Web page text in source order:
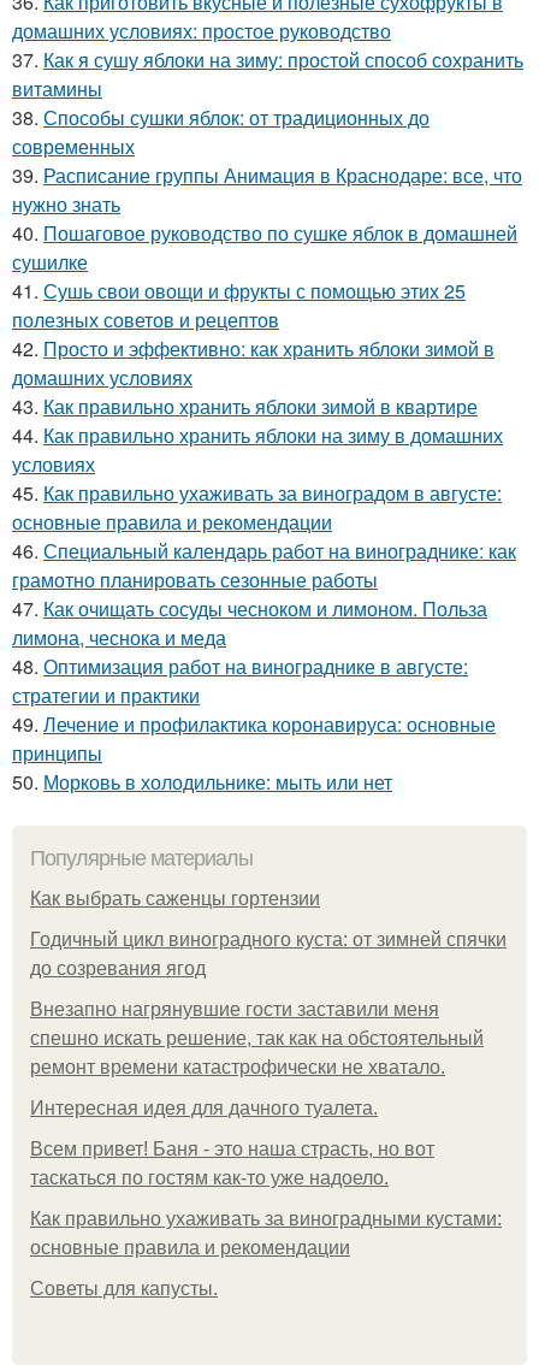
домашних условиях: простое руководство
37. Как я сушу яблоки на зиму: простой способ сохранить
витамины
38. Способы сушки яблок: от традиционных до
современных
39. Расписание группы Анимация в Краснодаре: все, что
нужно знать
40. Пошаговое руководство по сушке яблок в домашней
сушилке
41. Сушь свои овощи и фрукты с помощью этих 25
полезных советов и рецептов
42. Просто и эффективно: как хранить яблоки зимой в
домашних условиях
43. Как правильно хранить яблоки зимой в квартире
44. Как правильно хранить яблоки на зиму в домашних
условиях
45. Как правильно ухаживать за виноградом в августе:
основные правила и рекомендации
46. Специальный календарь работ на винограднике: как
грамотно планировать сезонные работы
47. Как очищать сосуды чесноком и лимоном. Польза
лимона, чеснока и меда
48. Оптимизация работ на винограднике в августе:
стратегии и практики
49. Лечение и профилактика коронавируса: основные
принципы
50. Морковь в холодильнике: мыть или нет
Популярные материалы
Как выбрать саженцы гортензии
Годичный цикл виноградного куста: от зимней спячки
до созревания ягод
Внезапно нагрянувшие гости заставили меня
спешно искать решение, так как на обстоятельный
ремонт времени катастрофически не хватало.
Интересная идея для дачного туалета.
Всем привет! Баня - это наша страсть, но вот
таскаться по гостям как-то уже надоело.
Как правильно ухаживать за виноградными кустами:
основные правила и рекомендации
Советы для капусты.